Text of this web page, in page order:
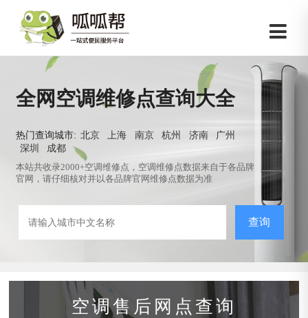
全网空调维修点查询大全
热门查询城市: 北京 上海 南京 杭州 济南
广州
深圳
成都
本站共收录2000+空调维修点，空调维修点数据来自于各品牌
官网，请仔细核对并以各品牌官网维修点数据为准
查询
空调售后网点查询